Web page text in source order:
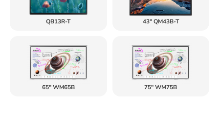
QB13R-T 43" QM43B-T
65" WM65B 75" WM75B